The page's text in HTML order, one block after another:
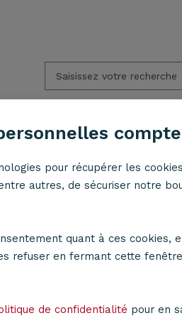
APPLIQUES
pour récupérer les
autres, de sécuriser notre
quant à ces cookies,
refuser en fermant cette
de confidentialité pour en